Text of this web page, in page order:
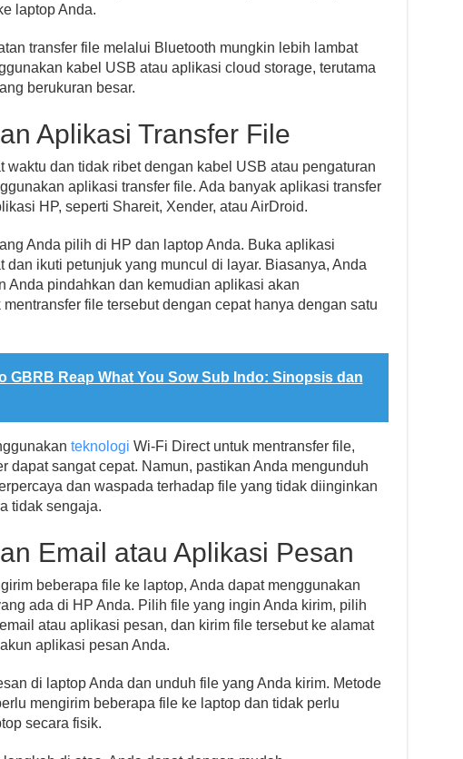
laptop Anda.
transfer file melalui Bluetooth mungkin lebih lambat
kabel USB atau aplikasi cloud storage, terutama
berukuran besar.
Aplikasi Transfer File
waktu dan tidak ribet dengan kabel USB atau pengaturan
aplikasi transfer file. Ada banyak aplikasi transfer
HP, seperti Shareit, Xender, atau AirDroid.
Anda pilih di HP dan laptop Anda. Buka aplikasi
dan ikuti petunjuk yang muncul di layar. Biasanya, Anda
Anda pindahkan dan kemudian aplikasi akan
file tersebut dengan cepat hanya dengan satu
GBRB Reap What You Sow Sub Indo: Sinopsis dan
teknologi Wi-Fi Direct untuk mentransfer file,
dapat sangat cepat. Namun, pastikan Anda mengunduh
dan waspada terhadap file yang tidak diinginkan
tidak sengaja.
Email atau Aplikasi Pesan
beberapa file ke laptop, Anda dapat menggunakan
ada di HP Anda. Pilih file yang ingin Anda kirim, pilih
atau aplikasi pesan, dan kirim file tersebut ke alamat
aplikasi pesan Anda.
di laptop Anda dan unduh file yang Anda kirim. Metode
mengirim beberapa file ke laptop dan tidak perlu
secara fisik.